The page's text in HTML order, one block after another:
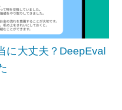
に大丈夫？DeepEval